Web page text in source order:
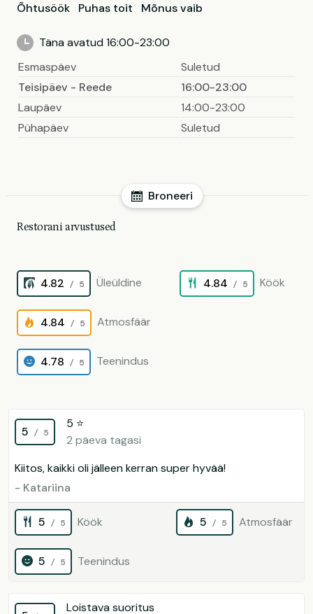
Õhtusöök
Puhas toit Mõnus vaib
Täna avatud 16:00-23:00
Esmaspäev
Suletud
Teisipäev - Reede
16:00-23:00
Laupäev
14:00-23:00
Pühapäev
Suletud
Broneeri
Restorani arvustused
4.82 / 5 Üleüldine 4.84 / 5 Köök
4.84 / 5 Atmosfäär
4.78 / 5 Teenindus
5 / 5
5 ⭐️
2 päeva tagasi
Kiitos, kaikki oli jälleen kerran super hyvää!
- Katariina
5 / 5 Köök 5 / 5 Atmosfäär
5 / 5 Teenindus
Loistava suoritus